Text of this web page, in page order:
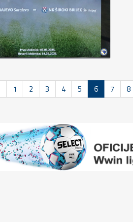
1 2 3 4 5 6 7 8